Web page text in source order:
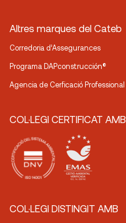
Altres marques del Cateb
Corredoria d’Assegurances
Programa DAPconstrucción®
Agencia de Cerficació Professional
COL·LEGI CERTIFICAT AMB
COL·LEGI DISTINGIT AMB